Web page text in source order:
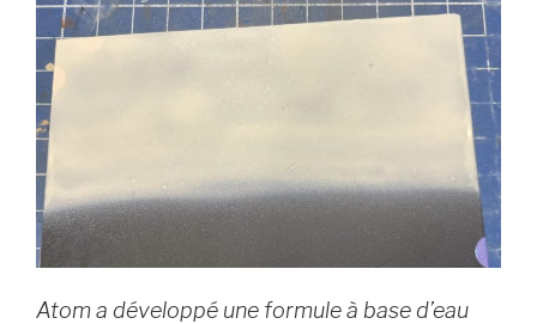
Atom a développé une formule à base d’eau